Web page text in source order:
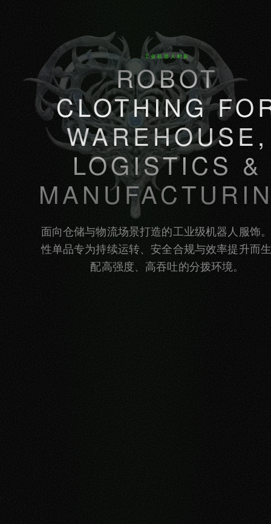
工业机器人时装
ROBOT
CLOTHING
WAREHOUSE,
LOGISTICS &
面向仓储与物流场景打造的工业级机器人服饰
性单品专为持续运转、安全合规与效率提升而
配高强度、高吞吐的分拨环境。